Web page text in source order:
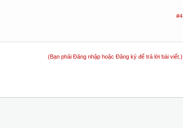
#4
(Bạn phải Đăng nhập hoặc Đăng ký để trả lời bài viết.)